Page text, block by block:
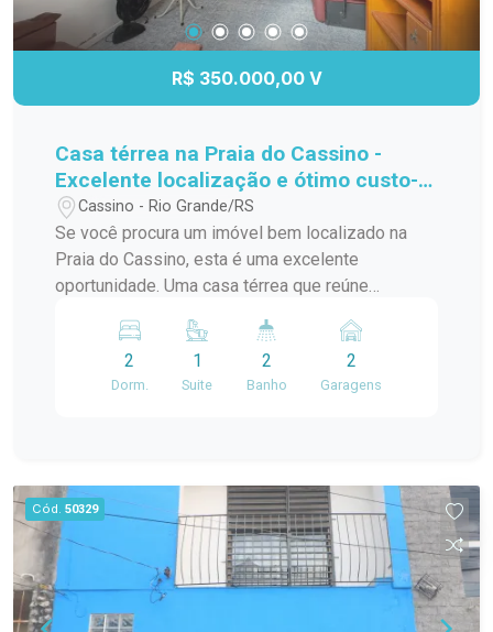
agende sua visita. Essa pode ser a oportunidade
que você esperava para conquistar seu imóvel na
Praia do Cassino.
R$ 350.000,00 V
Casa térrea na Praia do Cassino -
Excelente localização e ótimo custo-
benefício.
Cassino - Rio Grande/RS
Se você procura um imóvel bem localizado na
Praia do Cassino, esta é uma excelente
oportunidade. Uma casa térrea que reúne
quem deseja morar ou investir em uma das praias
mais procuradas do Rio Grande do Sul. O imóvel
conta com 2 dormitórios, sendo 1 suíte, além de
para quem deseja aproveitar a área externa da
casa. Localizada em uma região privilegiada do
Cassino, com fácil acesso aos principais pontos
do balneário, esta é uma oportunidade para
adquirir um imóvel com excelente potencial por
2
Dorm.
1
Suite
2
Banho
2
Garagens
Cód. 50329